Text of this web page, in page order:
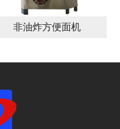
非油炸方便面机